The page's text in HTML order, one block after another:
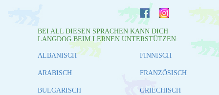
BEI ALL DIESEN SPRACHEN KANN DICH
LANGDOG BEIM LERNEN UNTERSTÜTZEN:
ALBANISCH
ARABISCH
BULGARISCH
FINNISCH
FRANZÖSISCH
GRIECHISCH